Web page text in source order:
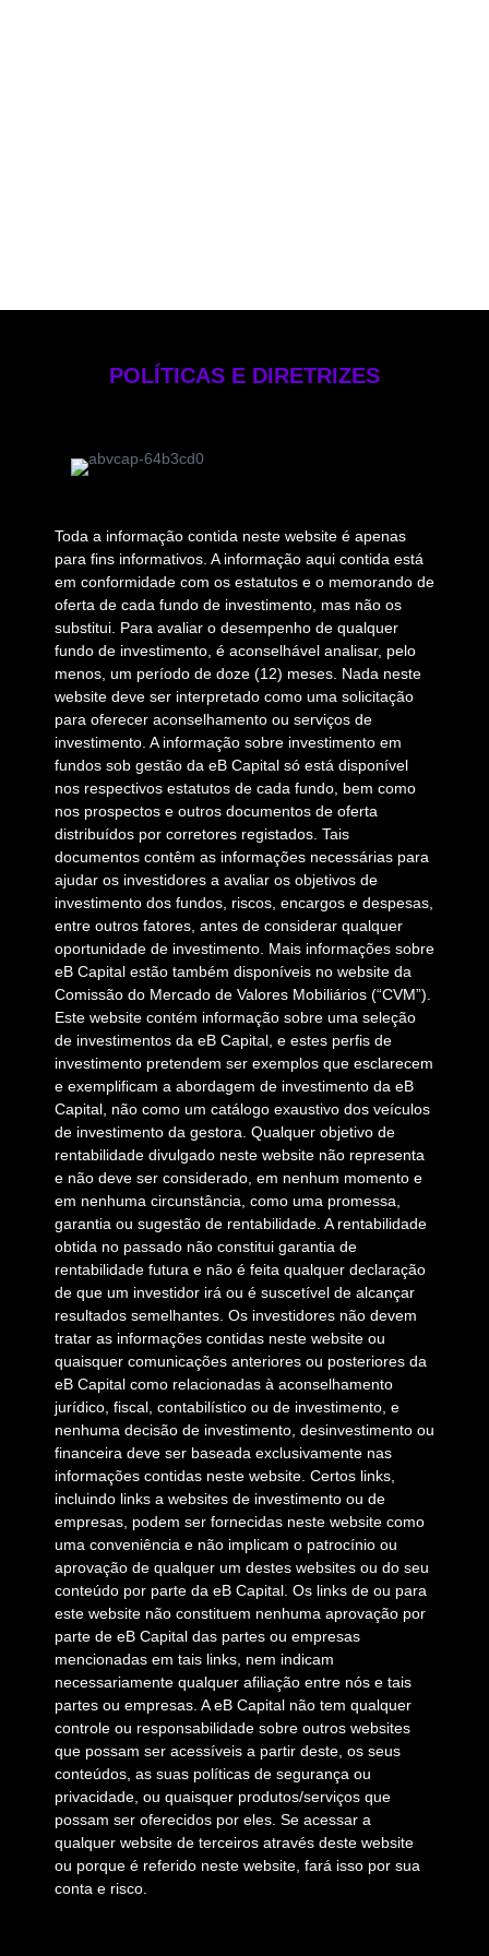
POLÍTICAS E DIRETRIZES
Toda a informação contida neste website é apenas
para fins informativos. A informação aqui contida está
em conformidade com os estatutos e o memorando de
oferta de cada fundo de investimento, mas não os
substitui. Para avaliar o desempenho de qualquer
fundo de investimento, é aconselhável analisar, pelo
menos, um período de doze (12) meses. Nada neste
website deve ser interpretado como uma solicitação
para oferecer aconselhamento ou serviços de
investimento. A informação sobre investimento em
fundos sob gestão da eB Capital só está disponível
nos respectivos estatutos de cada fundo, bem como
nos prospectos e outros documentos de oferta
distribuídos por corretores registados. Tais
documentos contêm as informações necessárias para
ajudar os investidores a avaliar os objetivos de
investimento dos fundos, riscos, encargos e despesas,
entre outros fatores, antes de considerar qualquer
oportunidade de investimento. Mais informações sobre
eB Capital estão também disponíveis no website da
Comissão do Mercado de Valores Mobiliários (“CVM”).
Este website contém informação sobre uma seleção
de investimentos da eB Capital, e estes perfis de
investimento pretendem ser exemplos que esclarecem
e exemplificam a abordagem de investimento da eB
Capital, não como um catálogo exaustivo dos veículos
de investimento da gestora. Qualquer objetivo de
rentabilidade divulgado neste website não representa
e não deve ser considerado, em nenhum momento e
em nenhuma circunstância, como uma promessa,
garantia ou sugestão de rentabilidade. A rentabilidade
obtida no passado não constitui garantia de
rentabilidade futura e não é feita qualquer declaração
de que um investidor irá ou é suscetível de alcançar
resultados semelhantes. Os investidores não devem
tratar as informações contidas neste website ou
quaisquer comunicações anteriores ou posteriores da
eB Capital como relacionadas à aconselhamento
jurídico, fiscal, contabilístico ou de investimento, e
nenhuma decisão de investimento, desinvestimento ou
financeira deve ser baseada exclusivamente nas
informações contidas neste website. Certos links,
incluindo links a websites de investimento ou de
empresas, podem ser fornecidas neste website como
uma conveniência e não implicam o patrocínio ou
aprovação de qualquer um destes websites ou do seu
conteúdo por parte da eB Capital. Os links de ou para
este website não constituem nenhuma aprovação por
parte de eB Capital das partes ou empresas
mencionadas em tais links, nem indicam
necessariamente qualquer afiliação entre nós e tais
partes ou empresas. A eB Capital não tem qualquer
controle ou responsabilidade sobre outros websites
que possam ser acessíveis a partir deste, os seus
conteúdos, as suas políticas de segurança ou
privacidade, ou quaisquer produtos/serviços que
possam ser oferecidos por eles. Se acessar a
qualquer website de terceiros através deste website
ou porque é referido neste website, fará isso por sua
conta e risco.